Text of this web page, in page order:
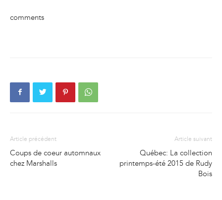
comments
Article précédent
Coups de coeur automnaux
chez Marshalls
Article suivant
Québec: La collection
printemps-été 2015 de Rudy
Bois